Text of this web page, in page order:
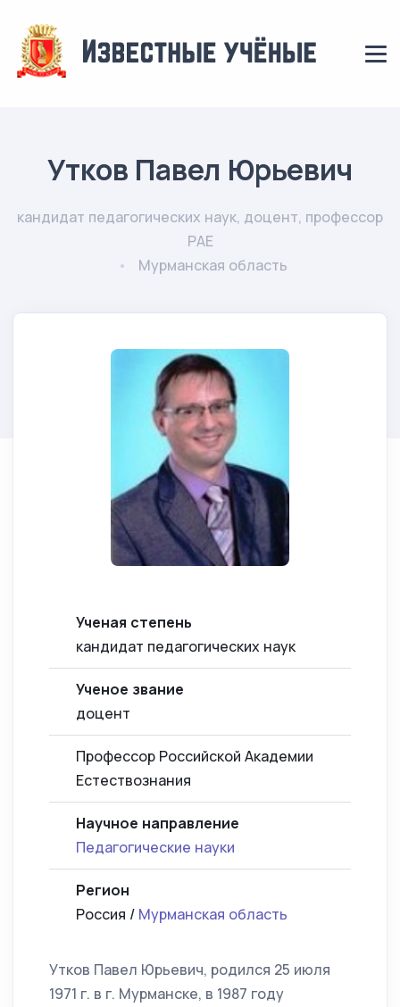
Утков Павел Юрьевич
кандидат педагогических наук, доцент, профессор
РАЕ
Мурманская область
Ученая степень
кандидат педагогических наук
Ученое звание
доцент
Профессор Российской Академии
Естествознания
Научное направление
Педагогические науки
Регион
Россия / Мурманская область
Утков Павел Юрьевич, родился 25 июля
1971 г. в г. Мурманске, в 1987 году